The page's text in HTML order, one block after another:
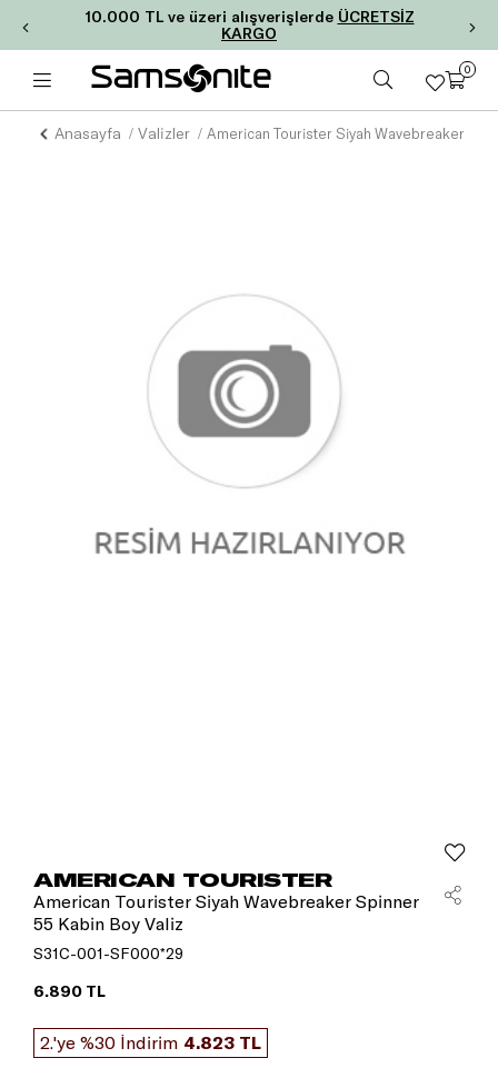
10.000 TL ve üzeri alışverişlerde ÜCRETSİZ
KARGO
0
Anasayfa Valizler
AMERICAN TOURISTER
American Tourister Siyah Wavebreaker Spinner
55 Kabin Boy Valiz
S31C-001-SF000*29
6.890 TL
2.'ye %30 İndirim 4.823 TL